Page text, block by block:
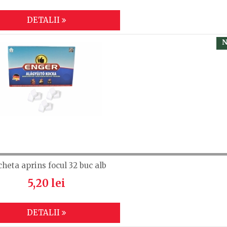
DETALII
aprins focul 32 buc alb
5,20 lei
DETALII